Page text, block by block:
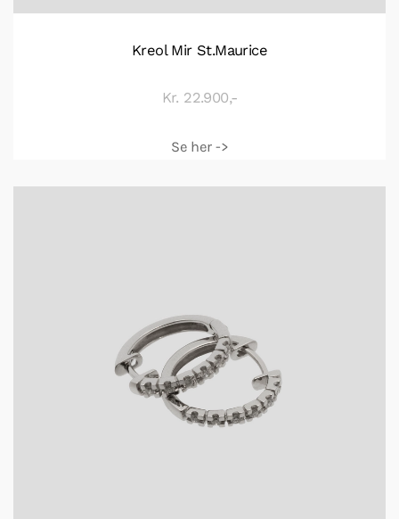
Kreol Mir St.Maurice
Kr. 22.900,-
Se her ->